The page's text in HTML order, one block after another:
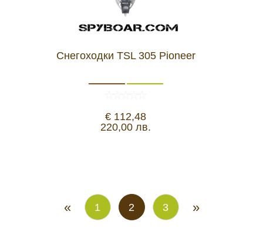
Снегоходки TSL 305 Pioneer
€ 112,48
220,00 лв.
« 1 2 3 »